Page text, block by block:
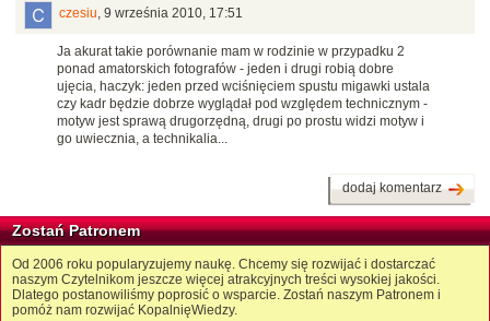
czesiu, 9 września 2010, 17:51
Ja akurat takie porównanie mam w rodzinie w przypadku 2
ponad amatorskich fotografów - jeden i drugi robią dobre
ujęcia, haczyk: jeden przed wciśnięciem spustu migawki ustala
czy kadr będzie dobrze wyglądał pod względem technicznym -
motyw jest sprawą drugorzędną, drugi po prostu widzi motyw i
go uwiecznia, a technikalia...
dodaj komentarz
Zostań Patronem
Od 2006 roku popularyzujemy naukę. Chcemy się rozwijać i dostarczać
naszym Czytelnikom jeszcze więcej atrakcyjnych treści wysokiej jakości.
Dlatego postanowiliśmy poprosić o wsparcie. Zostań naszym Patronem i
pomóż nam rozwijać KopalnięWiedzy.